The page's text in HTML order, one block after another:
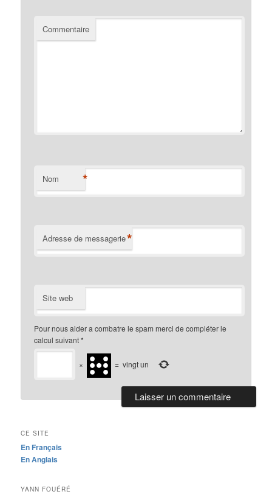
Commentaire
Nom *
Adresse de messagerie*
Site web
Pour nous aider a combatre le spam merci de compléter le
calcul suivant*
× = vingt un
CE SITE
En Français
En Anglais
YANN FOUÉRÉ